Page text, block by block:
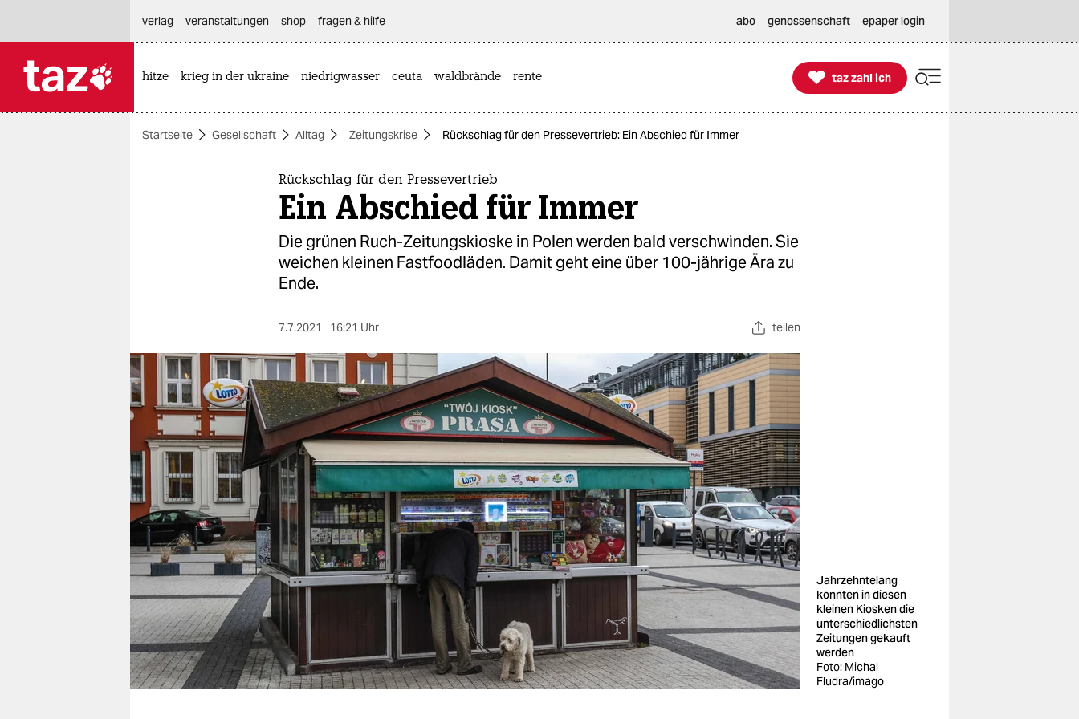
themen
berlin
nord
wahrheit
verlag
verlag
veranstaltungen
shop
fragen & hilfe
unterstützen
abo
genossenschaft
verlag
veranstaltungen shop fragen & hilfe abo genossenschaft epaper login
hitze krieg in der ukraine niedrigwasser ceuta waldbrände rente 
taz zahl ich
taz zahl ich
Startseite Gesellschaft Alltag Zeitungskrise Rückschlag für den Pressevertrieb: Ein Abschied für Immer
Rückschlag für den Pressevertrieb
Ein Abschied für Immer
Die grünen Ruch-Zeitungskioske in Polen werden bald verschwinden. Sie
weichen kleinen Fastfoodläden. Damit geht eine über 100-jährige Ära zu
Ende.
7.7.2021 16:21 Uhr teilen
Jahrzehntelang
konnten in diesen
kleinen Kiosken die
unterschiedlichsten
Zeitungen gekauft
werden
Foto: Michal
Fludra/imago